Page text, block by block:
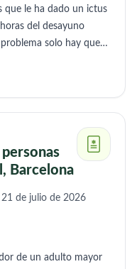
que le ha dado un ictus
del desayuno
solo hay que
Barcelona
21 de julio de 2026
de un adulto mayor